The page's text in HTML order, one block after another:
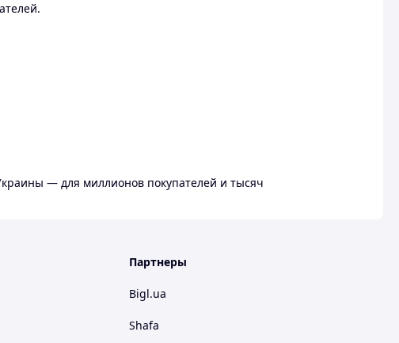
— для миллионов покупателей и тысяч
Партнеры
Bigl.ua
Shafa